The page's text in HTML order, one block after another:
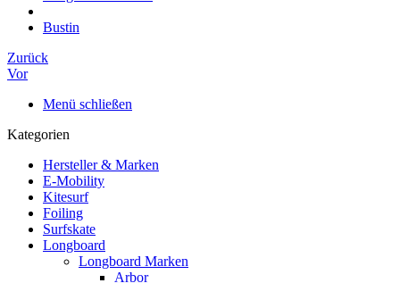
Bustin
Zurück
Vor
Menü schließen
Kategorien
Hersteller & Marken
E-Mobility
Kitesurf
Foiling
Surfskate
Longboard
Longboard Marken
Arbor